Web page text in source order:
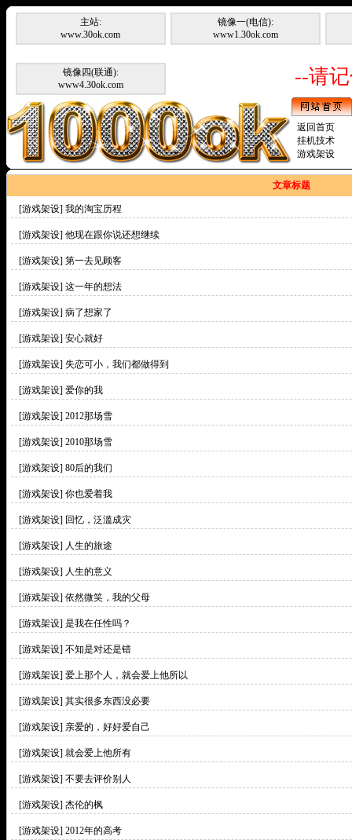
主站:
www.30ok.com
镜像一(电信):
www1.30ok.com
镜像四(联通):
www4.30ok.com
--请
返回首页
挂机技术
游戏架设
文章标题
[游戏架设] 我的淘宝历程
[游戏架设] 他现在跟你说还想继续
[游戏架设] 第一去见顾客
[游戏架设] 这一年的想法
[游戏架设] 病了想家了
[游戏架设] 安心就好
[游戏架设] 失恋可小，我们都做得到
[游戏架设] 爱你的我
[游戏架设] 2012那场雪
[游戏架设] 2010那场雪
[游戏架设] 80后的我们
[游戏架设] 你也爱着我
[游戏架设] 回忆，泛滥成灾
[游戏架设] 人生的旅途
[游戏架设] 人生的意义
[游戏架设] 依然微笑，我的父母
[游戏架设] 是我在任性吗？
[游戏架设] 不知是对还是错
[游戏架设] 爱上那个人，就会爱上他所以
[游戏架设] 其实很多东西没必要
[游戏架设] 亲爱的，好好爱自己
[游戏架设] 就会爱上他所有
[游戏架设] 不要去评价别人
[游戏架设] 杰伦的枫
[游戏架设] 2012年的高考